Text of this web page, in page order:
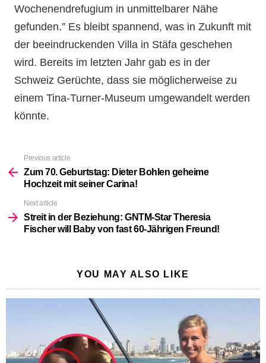
Wochenendrefugium in unmittelbarer Nähe
gefunden.” Es bleibt spannend, was in Zukunft mit
der beeindruckenden Villa in Stäfa geschehen
wird. Bereits im letzten Jahr gab es in der
Schweiz Gerüchte, dass sie möglicherweise zu
einem Tina-Turner-Museum umgewandelt werden
könnte.
more
Previous article
Zum 70. Geburtstag: Dieter Bohlen geheime
Hochzeit mit seiner Carina!
Next article
Streit in der Beziehung: GNTM-Star Theresia
Fischer will Baby von fast 60-Jährigen Freund!
YOU MAY ALSO LIKE